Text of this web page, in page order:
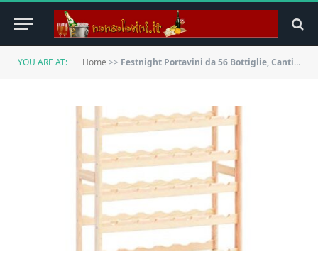
YOU ARE AT: Home >> Festnight Portavini da 56 Bottiglie, Cantinetta Portabottiglie Scaffale per Vino in Legno di Pino FSC